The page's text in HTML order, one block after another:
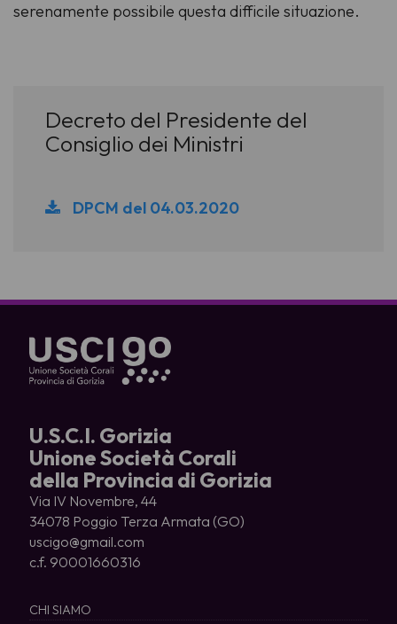
serenamente possibile questa difficile situazione.
Decreto del Presidente del
Consiglio dei Ministri
DPCM del 04.03.2020
U.S.C.I. Gorizia
Unione Società Corali
della Provincia di Gorizia
Via IV Novembre, 44
34078 Poggio Terza Armata (GO)
uscigo@gmail.com
c.f. 90001660316
CHI SIAMO